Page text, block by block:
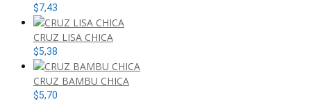
$7,43
CRUZ LISA CHICA
$5,38
CRUZ BAMBU CHICA
$5,70